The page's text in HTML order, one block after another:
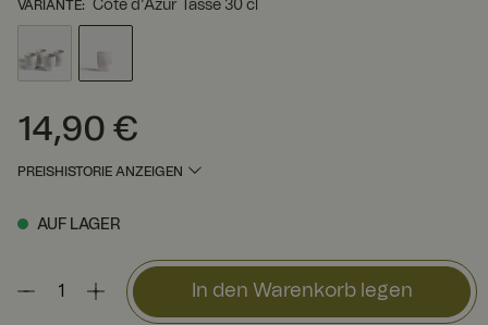
VARIANTE: Côte d'Azur Tasse 30 cl
Preis :14,90 €
14,90 €
PREISHISTORIE ANZEIGEN
AUF LAGER
In den Warenkorb legen